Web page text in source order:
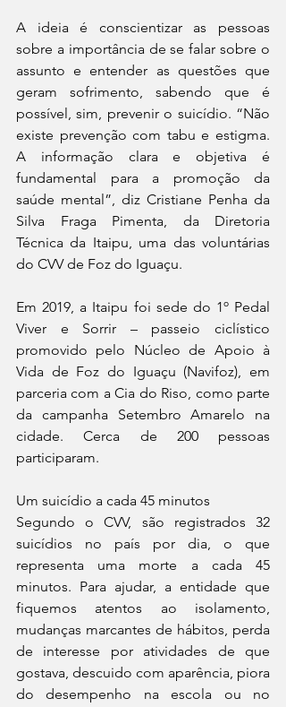
A ideia é conscientizar as pessoas
sobre a importância de se falar sobre o
assunto e entender as questões que
geram sofrimento, sabendo que é
possível, sim, prevenir o suicídio. “Não
existe prevenção com tabu e estigma.
A informação clara e objetiva é
fundamental para a promoção da
saúde mental”, diz Cristiane Penha da
Silva Fraga Pimenta, da Diretoria
Técnica da Itaipu, uma das voluntárias
do CVV de Foz do Iguaçu.
Em 2019, a Itaipu foi sede do 1º Pedal
Viver e Sorrir – passeio ciclístico
promovido pelo Núcleo de Apoio à
Vida de Foz do Iguaçu (Navifoz), em
parceria com a Cia do Riso, como parte
da campanha Setembro Amarelo na
cidade. Cerca de 200 pessoas
participaram.
Um suicídio a cada 45 minutos
Segundo o CVV, são registrados 32
suicídios no país por dia, o que
representa uma morte a cada 45
minutos. Para ajudar, a entidade que
fiquemos atentos ao isolamento,
mudanças marcantes de hábitos, perda
de interesse por atividades de que
gostava, descuido com aparência, piora
do desempenho na escola ou no